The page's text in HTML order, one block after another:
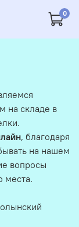
0
на складе в
, благодаря
на нашем
вопросы
места.